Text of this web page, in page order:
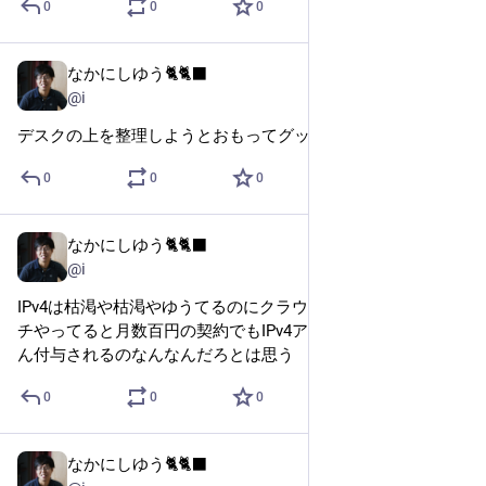
0 0 0
なかにしゆう🐈🐈‍⬛
@i
デスクの上を整理しようとおもってグッズいっぱい買ったぞ
0 0 0
なかにしゆう🐈🐈‍⬛
@i
IPv4は枯渇や枯渇やゆうてるのにクラウドサービスでポチポ
チやってると月数百円の契約でもIPv4アドレスがじゃんじゃ
ん付与されるのなんなんだろとは思う
0 0 0
なかにしゆう🐈🐈‍⬛